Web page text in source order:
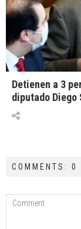
Detienen a 3
diputado Diego
COMMENTS: 0